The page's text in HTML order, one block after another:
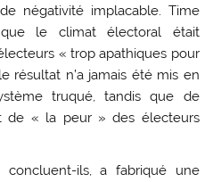
négativité implacable. Time
que le climat électoral était
« trop apathiques pour
résultat n’a jamais été mis en
truqué, tandis que de
de « la peur » des électeurs
concluent-ils, a fabriqué une